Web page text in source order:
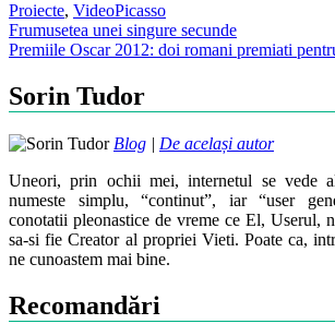
Proiecte, VideoPicasso
Post
navigation
Frumusetea unei singure secunde
Premiile Oscar 2012: doi romani premiati
Sorin Tudor
Blog | De același autor
Uneori, prin ochii mei, internetul se vede
numeste simplu, “continut”, iar “user
conotatii pleonastice de vreme ce El, Userul,
sa-si fie Creator al propriei Vieti. Poate ca,
ne cunoastem mai bine.
Recomandări